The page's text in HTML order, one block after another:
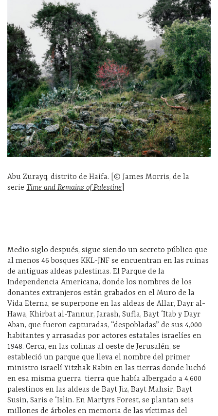
Abu Zurayq, distrito de Haifa. [© James Morris, de la
serie Time and Remains of Palestine
Medio siglo después, sigue siendo un secreto público que
al menos 46 bosques KKL-JNF se encuentran en las ruinas
de antiguas aldeas palestinas. El Parque de la
Independencia Americana, donde los nombres de los
donantes extranjeros están grabados en el Muro de la
Vida Eterna, se superpone en las aldeas de Allar, Dayr al-
Hawa, Khirbat al-Tannur, Jarash, Sufla, Bayt ‘Itab y Dayr
Aban, que fueron capturadas, “despobladas” de sus 4,000
habitantes y arrasadas ​​por actores estatales israelíes en
1948. Cerca, en las colinas al oeste de Jerusalén, se
estableció un parque que lleva el nombre del primer
ministro israelí Yitzhak Rabin en las tierras donde luchó
en esa misma guerra. tierra que había albergado a 4,600
palestinos en las aldeas de Bayt Jiz, Bayt Mahsir, Bayt
Susin, Saris e ‘Islin. En Martyrs Forest, se plantan seis
millones de árboles en memoria de las víctimas del